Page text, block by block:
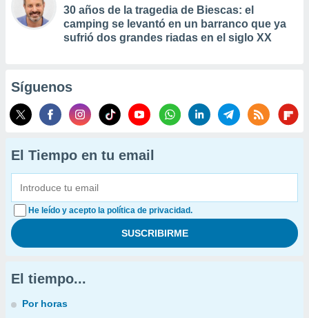
30 años de la tragedia de Biescas: el
camping se levantó en un barranco que ya
sufrió dos grandes riadas en el siglo XX
Síguenos
El Tiempo en tu email
He leído y acepto la política de privacidad.
El tiempo...
Por horas